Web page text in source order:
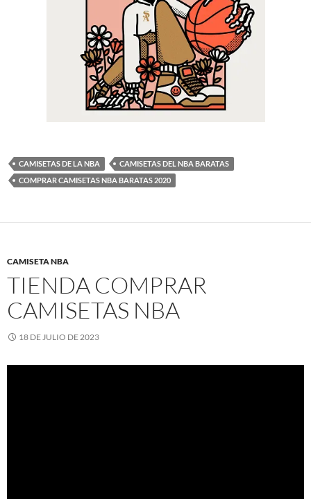
CAMISETAS DE LA NBA
CAMISETAS DEL NBA BARATAS
COMPRAR CAMISETAS NBA BARATAS 2020
CAMISETA NBA
TIENDA COMPRAR
CAMISETAS NBA
18 DE JULIO DE 2023